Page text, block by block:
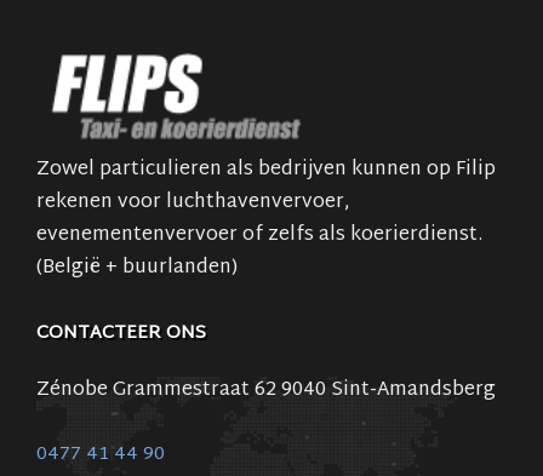
Zowel particulieren als bedrijven kunnen op Filip
rekenen voor luchthavenvervoer,
evenementenvervoer of zelfs als koerierdienst.
(België + buurlanden)
CONTACTEER ONS
Zénobe Grammestraat 62 9040 Sint-Amandsberg
0477 41 44 90